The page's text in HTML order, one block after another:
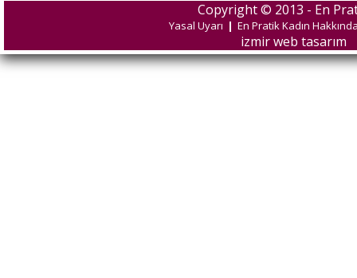
Copyright © 2013 - En
Yasal Uyarı | En Pratik Kadın
izmir web tasarım